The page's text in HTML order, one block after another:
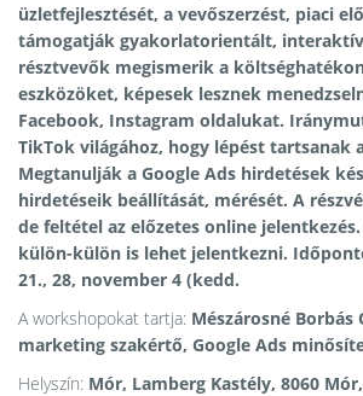
üzletfejlesztését, a vevőszerzést, piaci
támogatják gyakorlatorientált,
résztvevők megismerik a
eszközöket, képesek lesznek
Facebook, Instagram oldalukat.
TikTok világához, hogy lépést tartsanak
Megtanulják a Google Ads hirdetések
hirdetéseik beállítását, mérését. A
de feltétel az előzetes online
külön-külön is lehet jelentkezni.
21., 28, november 4 (kedd.
A workshopokat tartja: Mészárosné Borbás
marketing szakértő, Google Ads
Helyszín: Mór, Lamberg Kastély, 8060